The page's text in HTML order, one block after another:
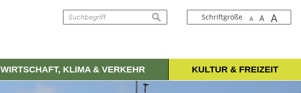
Schriftgröße A A A
suchen
WIRTSCHAFT, KLIMA & VERKEHR KULTUR & FREIZEIT